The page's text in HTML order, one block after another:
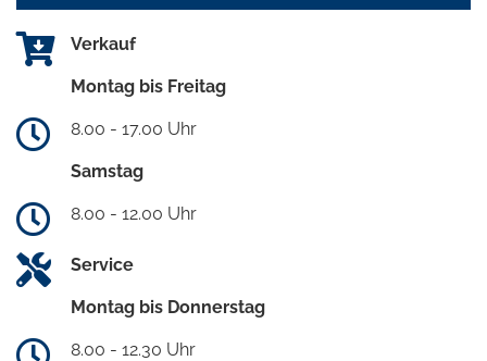
Verkauf
Montag bis Freitag
8.00 - 17.00 Uhr
Samstag
8.00 - 12.00 Uhr
Service
Montag bis Donnerstag
8.00 - 12.30 Uhr